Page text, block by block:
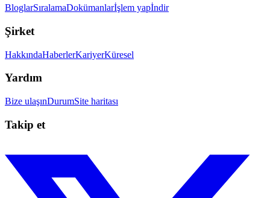
BloglarSıralamaDokümanlarİşlem yapİndir
Şirket
HakkındaHaberlerKariyerKüresel
Yardım
Bize ulaşınDurumSite haritası
Takip et